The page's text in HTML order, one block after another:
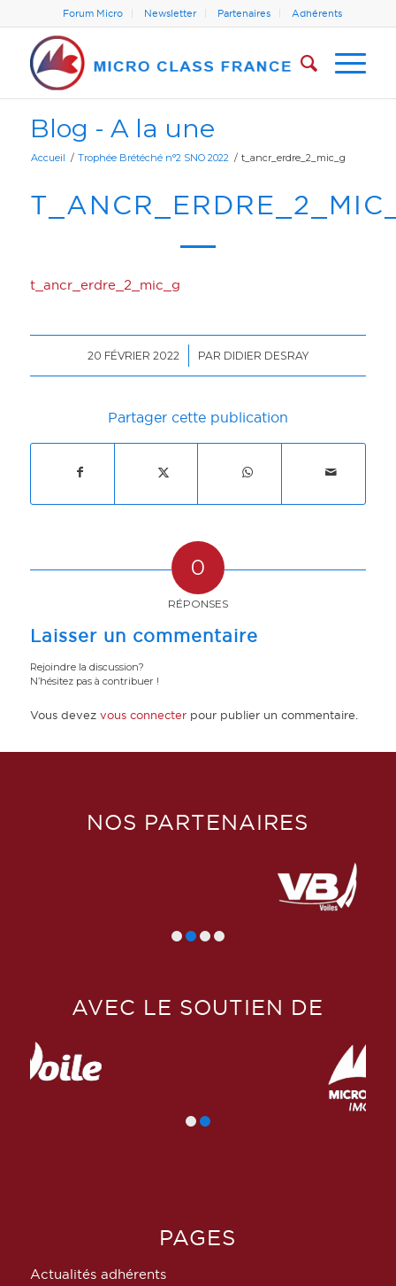
Forum Micro Newsletter Partenaires Adhérents
Blog - A la une
Accueil / Trophée Brétéché n°2 SNO 2022 / t_ancr_erdre_2_mic_g
t_ancr_erdre_2_mic_g
20 FÉVRIER 2022
/ PAR DIDIER DESRAY
Partager cette publication
0
RÉPONSES
Laisser un commentaire
Rejoindre la discussion?
N’hésitez pas à contribuer !
Vous devez vous connecterpour publier un commentaire.
NOS PARTENAIRES
AVEC LE SOUTIEN DE
PAGES
Actualités adhérents